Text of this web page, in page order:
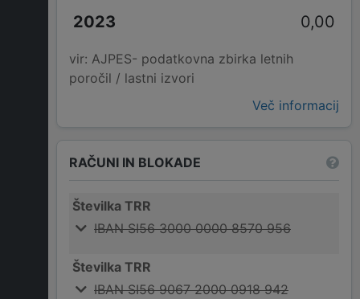
0,00
vir: AJPES- podatkovna zbirka letnih
poročil / lastni izvori
Več informacij
RAČUNI IN BLOKADE
Številka TRR
IBAN SI56 3000 0000 8570 956
Številka TRR
IBAN SI56 9067 2000 0918 942